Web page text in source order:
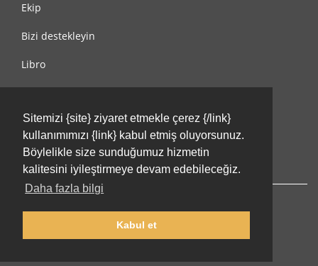
Sitemizi {site} ziyaret etmekle çerez {/link}
kullanımımızı {link} kabul etmiş oluyorsunuz.
Böylelikle size sunduğumuz hizmetin
kalitesini iyileştirmeye devam edebileceğiz.
Daha fazla bilgi
Kabul et
Ekip
Bizi destekleyin
Libro
Kullanım Koşulları
Bize ulaşın
© 2002-2026 lernu.net |Impressum